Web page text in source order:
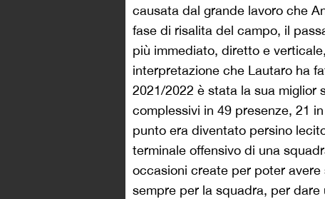
causata dal grande lavoro che
fase di risalita del campo, il
più immediato, diretto e
interpretazione che Lautaro ha
2021/2022 è stata la sua miglior
complessivi in 49 presenze, 21
punto era diventato persino
terminale offensivo di una
occasioni create per poter
sempre per la squadra, per